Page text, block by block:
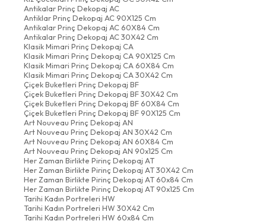
Antikalar Prinç Dekopaj AC
Antiklar Prinç Dekopaj AC 90X125 Cm
Antikalar Prinç Dekopaj AC 60X84 Cm
Antikalar Prinç Dekopaj AC 30X42 Cm
Klasik Mimari Prinç Dekopaj CA
Klasik Mimari Prinç Dekopaj CA 90X125 Cm
Klasik Mimari Prinç Dekopaj CA 60X84 Cm
Klasik Mimari Prinç Dekopaj CA 30X42 Cm
Çiçek Buketleri Prinç Dekopaj BF
Çiçek Buketleri Prinç Dekopaj BF 30X42 Cm
Çiçek Buketleri Prinç Dekopaj BF 60X84 Cm
Çiçek Buketleri Prinç Dekopaj BF 90X125 Cm
Art Nouveau Prinç Dekopaj AN
Art Nouveau Prinç Dekopaj AN 30X42 Cm
Art Nouveau Prinç Dekopaj AN 60X84 Cm
Art Nouveau Prinç Dekopaj AN 90x125 Cm
Her Zaman Birlikte Pirinç Dekopaj AT
Her Zaman Birlikte Pirinç Dekopaj AT 30X42 Cm
Her Zaman Birlikte Pirinç Dekopaj AT 60x84 Cm
Her Zaman Birlikte Pirinç Dekopaj AT 90x125 Cm
Tarihi Kadın Portreleri HW
Tarihi Kadın Portreleri HW 30X42 Cm
Tarihi Kadın Portreleri HW 60x84 Cm